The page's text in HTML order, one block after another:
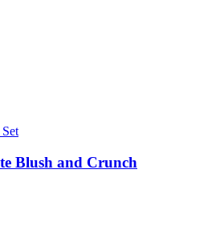
Blush and Crunch